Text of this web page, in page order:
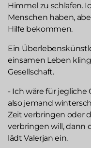
Himmel zu schlafen.
Menschen haben,
Hilfe bekommen.
Ein
einsamen Leben
Gesellschaft.
- Ich wäre für jegliche
also jemand
Zeit verbringen oder
verbringen will, dann
lädt Valerjan ein.